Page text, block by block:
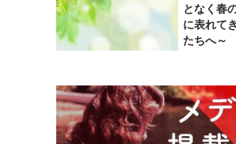
となく春
に表れて
たちへ～